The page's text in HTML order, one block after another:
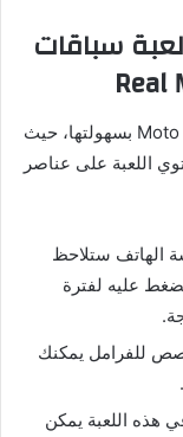
سباقات
Real
تتميز لعبة سباق المرور موتو Moto Traffic Race 2 بسهولتها، حيث
اللعبة على عناصر
الهاتف ستلاحظ
عليه لفترة
للفرامل يمكنك
هذه اللعبة يمكن